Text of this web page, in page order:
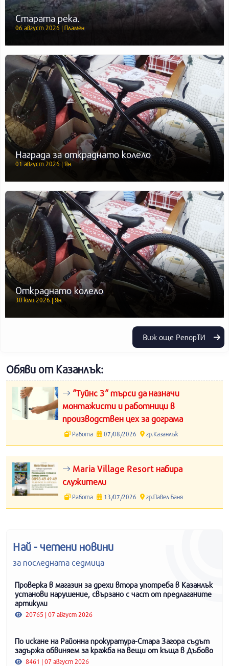
Старата река.
06 август 2026 | Пламен
Награда за откраднато колело
01 август 2026 | Ян
Откраднато колело
30 юли 2026 | Ян
Виж още РепорТИ
Обяви от Казанлък:
“Туйнс 3“ търси да назначи
монтажисти и работници в
производствен цех за дограма
Работа 07/08/2026 гр.Казанлък
Maria Village Resort набира
служители
Работа 13/07/2026 гр.Павел Баня
Най - четени новини
за последната седмица
Проверка в магазин за дрехи втора употреба в Казанлък
установи нарушение, свързано с част от предлаганите
артикули
20765 | 07 август 2026
По искане на Районна прокуратура-Стара Загора съдът
задържа обвиняем за кражба на вещи от къща в Дъбово
8461 | 07 август 2026